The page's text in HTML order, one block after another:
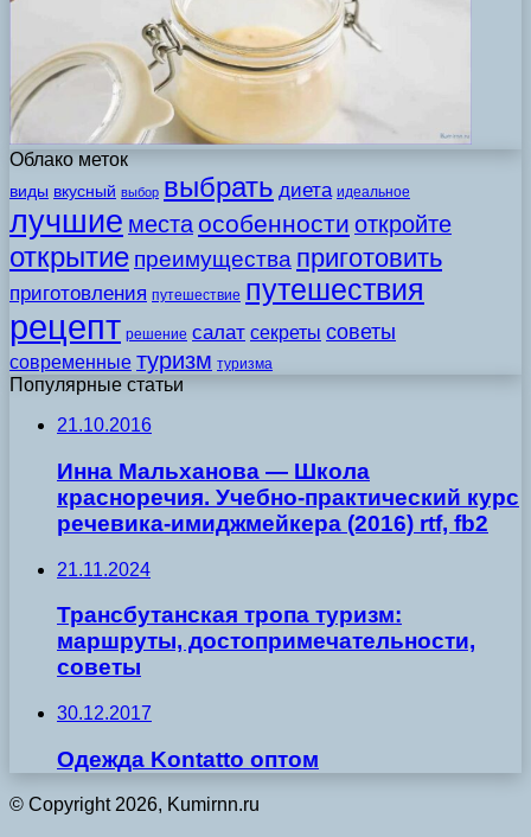
Облако меток
виды вкусный выбор выбрать диета идеальное
лучшие места особенности откройте
открытие преимущества приготовить
приготовления путешествие путешествия
рецепт решение салат секреты советы
современные туризм туризма
Популярные статьи
21.10.2016
Инна Мальханова — Школа
красноречия. Учебно-практический курс
речевика-имиджмейкера (2016) rtf, fb2
21.11.2024
Трансбутанская тропа туризм:
маршруты, достопримечательности,
советы
30.12.2017
Одежда Kontatto оптом
© Copyright 2026, Kumirnn.ru